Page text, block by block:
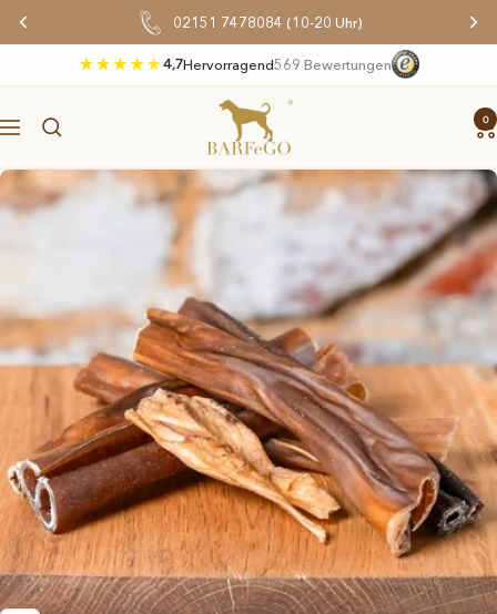
02151 7478084 (10-20 Uhr)
4,7Hervorragend569 Bewertungen
Navigation
BARFeGO® 0